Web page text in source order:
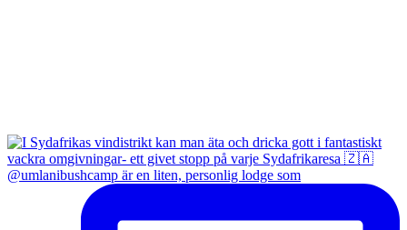
@umlanibushcamp är en liten, personlig lodge som